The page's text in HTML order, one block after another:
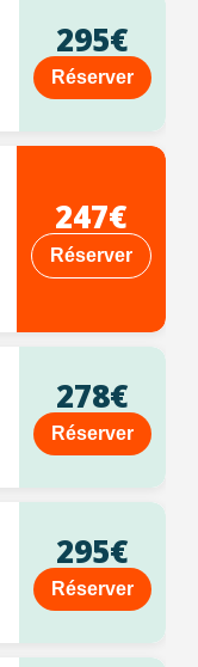
295€
Réserver
247€
Réserver
278€
Réserver
295€
Réserver